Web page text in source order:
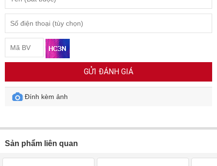
GỬI ĐÁNH GIÁ
Đính kèm ảnh
Sản phẩm liên quan